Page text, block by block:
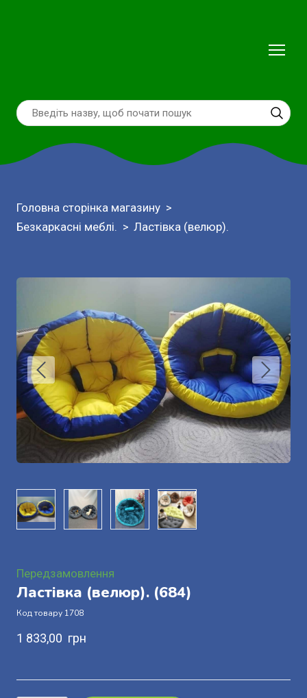
Головна сторінка магазину
Безкаркасні меблі.
Ластівка (велюр).
Передзамовлення
Ластівка (велюр). (684)
Код товару 1708
1 833,00  грн